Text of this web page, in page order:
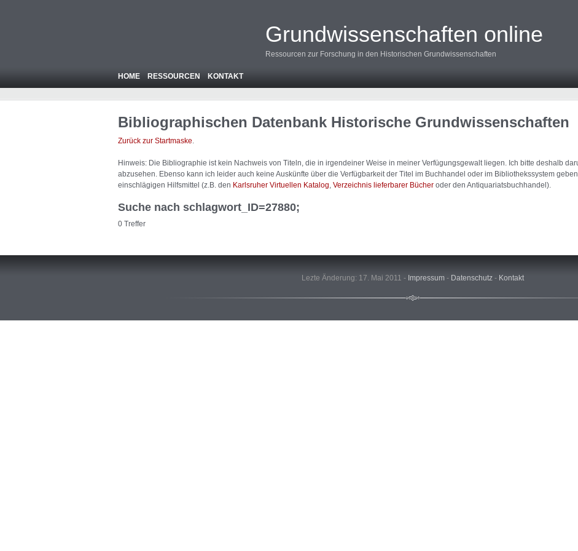
Grundwissenschaften online
Ressourcen zur Forschung in den Historischen Grundwissenschaften
HOME RESSOURCEN KONTAKT
Bibliographischen Datenbank Historische Grundwissenschaften
Zurück zur Startmaske.
Hinweis: Die Bibliographie ist kein Nachweis von Titeln, die in irgendeiner Weise in meiner Verfügungsgewalt liegen. Ich bitte deshalb
abzusehen. Ebenso kann ich leider auch keine Auskünfte über die Verfügbarkeit der Titel im Buchhandel oder im Bibliothekssystem
einschlägigen Hilfsmittel (z.B. den Karlsruher Virtuellen Katalog Verzeichnis lieferbarer Bücher oder den Antiquariatsbuchhandel).
Suche nach schlagwort_ID=27880;
0 Treffer
Lezte Änderung: 17. Mai 2011 - Impressum - Datenschutz - Kontakt